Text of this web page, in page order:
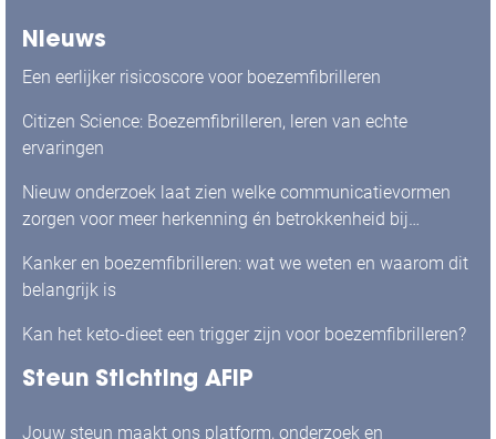
Nieuws
Een eerlijker risicoscore voor boezemfibrilleren
Citizen Science: Boezemfibrilleren, leren van echte
ervaringen
Nieuw onderzoek laat zien welke communicatievormen
zorgen voor meer herkenning én betrokkenheid bij
Kanker en boezemfibrilleren: wat we weten en waarom dit
belangrijk is
Kan het keto-dieet een trigger zijn voor boezemfibrilleren?
Steun Stichting AFIP
Jouw steun maakt ons platform, onderzoek en